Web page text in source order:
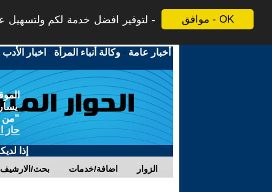
موافق - OK
لتوفير افضل خدمة لكم ولتسهيل
أخبار عامة -وكالة أنباء المرأة - اخبار
"من
حاز
إذا
بحث/الارشيف اضافة/خدمات الزوار